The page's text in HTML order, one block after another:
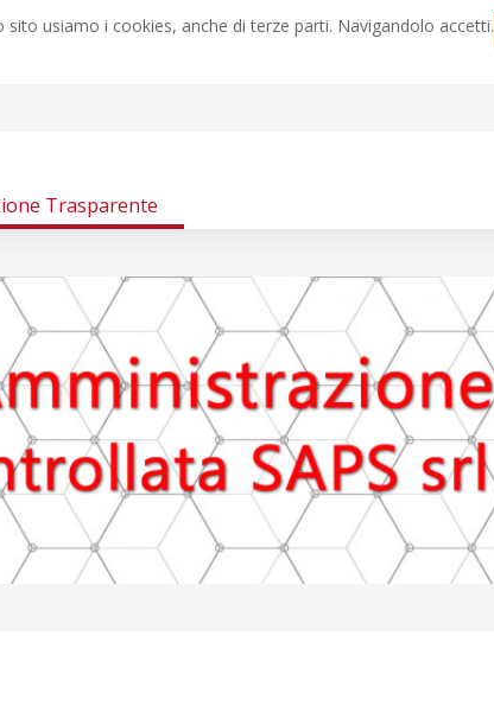
sito usiamo i cookies, anche di terze parti. Navigandolo accetti.
Trasparente